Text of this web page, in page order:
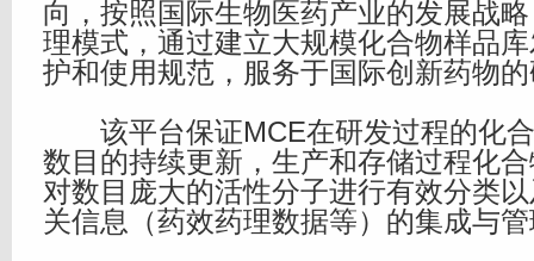
向，按照国际生物医药产业的发展战
理模式，通过建立大规模化合物样品
护和使用规范，服务于国际创新药物
该平台保证MCE在研发过程的化合
数目的持续更新，生产和存储过程化
对数目庞大的活性分子进行有效分类
关信息（药效药理数据等）的集成与